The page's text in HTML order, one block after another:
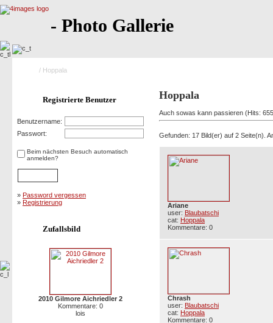
- Photo Gallerie
/ Hoppala
Registrierte Benutzer
Benutzername:
Passwort:
Beim nächsten Besuch automatisch
anmelden?
» Password vergessen
» Registrierung
Zufallsbild
2010 Gilmore Aichriedler 2
Kommentare: 0
lois
Hoppala
Auch sowas kann passieren (Hits:
Gefunden: 17 Bild(er) auf 2 Seite(n).
Ariane
user: Blaubatschi
cat: Hoppala
Kommentare: 0
Chrash
user: Blaubatschi
cat: Hoppala
Kommentare: 0